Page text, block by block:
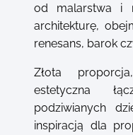
od malarstwa i
architekturę,
renesans, barok
Złota
estetyczna
podziwianych
inspiracją dla